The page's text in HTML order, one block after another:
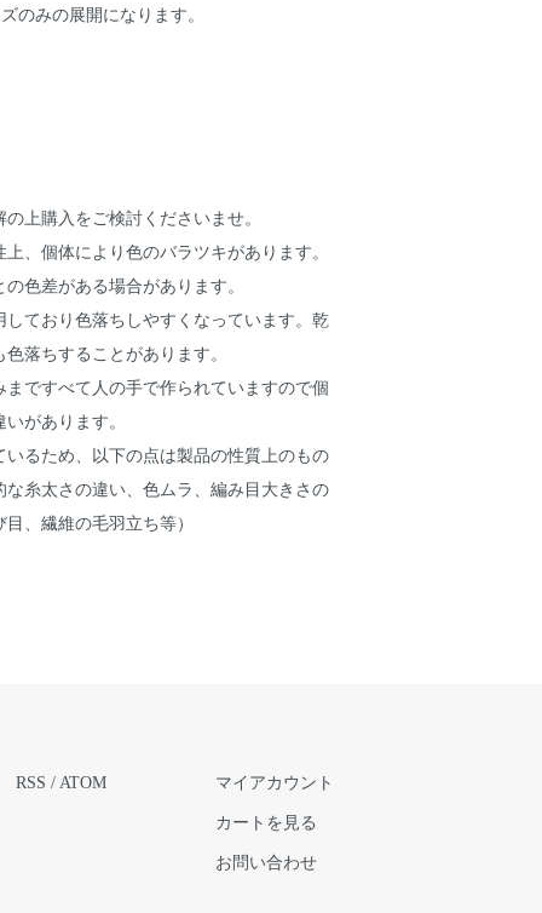
のみの展開になります。
上購入をご検討くださいませ。
、個体により色のバラツキがあります。
色差がある場合があります。
しており色落ちしやすくなっています。乾
落ちすることがあります。
まですべて人の手で作られていますので個
があります。
いるため、以下の点は製品の性質上のもの
な糸太さの違い、色ムラ、編み目大きさの
、繊維の毛羽立ち等）
RSS / ATOM マイアカウント
カートを見る
お問い合わせ